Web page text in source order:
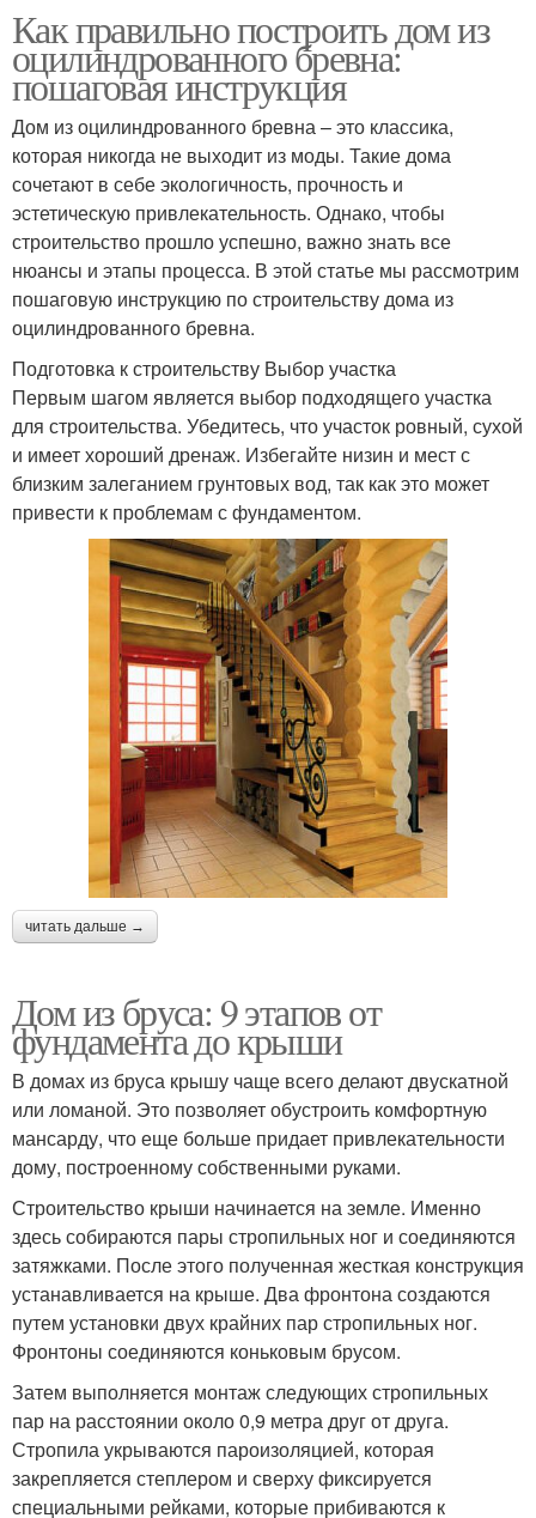
Как правильно построить дом из
оцилиндрованного бревна:
пошаговая инструкция
Дом из оцилиндрованного бревна – это классика,
которая никогда не выходит из моды. Такие дома
сочетают в себе экологичность, прочность и
эстетическую привлекательность. Однако, чтобы
строительство прошло успешно, важно знать все
нюансы и этапы процесса. В этой статье мы рассмотрим
пошаговую инструкцию по строительству дома из
оцилиндрованного бревна.
Подготовка к строительству Выбор участка
Первым шагом является выбор подходящего участка
для строительства. Убедитесь, что участок ровный, сухой
и имеет хороший дренаж. Избегайте низин и мест с
близким залеганием грунтовых вод, так как это может
привести к проблемам с фундаментом.
читать дальше →
Дом из бруса: 9 этапов от
фундамента до крыши
В домах из бруса крышу чаще всего делают двускатной
или ломаной. Это позволяет обустроить комфортную
мансарду, что еще больше придает привлекательности
дому, построенному собственными руками.
Строительство крыши начинается на земле. Именно
здесь собираются пары стропильных ног и соединяются
затяжками. После этого полученная жесткая конструкция
устанавливается на крыше. Два фронтона создаются
путем установки двух крайних пар стропильных ног.
Фронтоны соединяются коньковым брусом.
Затем выполняется монтаж следующих стропильных
пар на расстоянии около 0,9 метра друг от друга.
Стропила укрываются пароизоляцией, которая
закрепляется степлером и сверху фиксируется
специальными рейками, которые прибиваются к